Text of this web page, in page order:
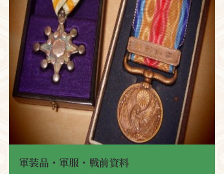
軍装品・軍服・戦前資料